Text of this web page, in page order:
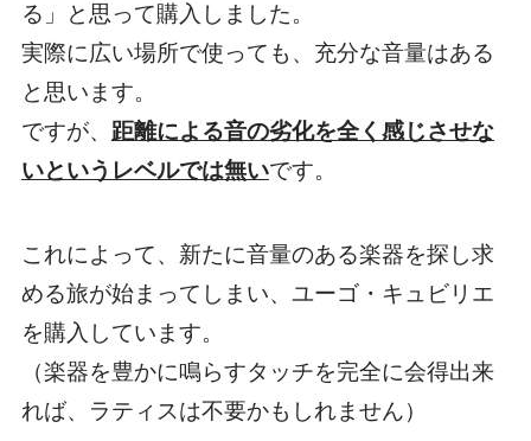
る」
と思って購入しました。
実際に広い場所で使っても、充分な音量はある
と思います。
ですが、 距離による音の劣化を全く感じさせな
いというレベルでは無いです。
これによって、新たに音量のある楽器を探し求
める旅が始まってしまい、ユーゴ・キュビリエ
を購入しています。
（楽器を豊かに鳴らすタッチを完全に会得出来
れば、ラティスは不要かもしれません）